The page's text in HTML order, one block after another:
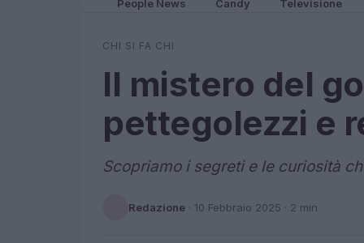
People News Candy Televisione
CHI SI FA CHI
Il mistero del
pettegolezzi e
Scopriamo i segreti e le curiosità
Redazione · 10 Febbraio 2025 · 2 min